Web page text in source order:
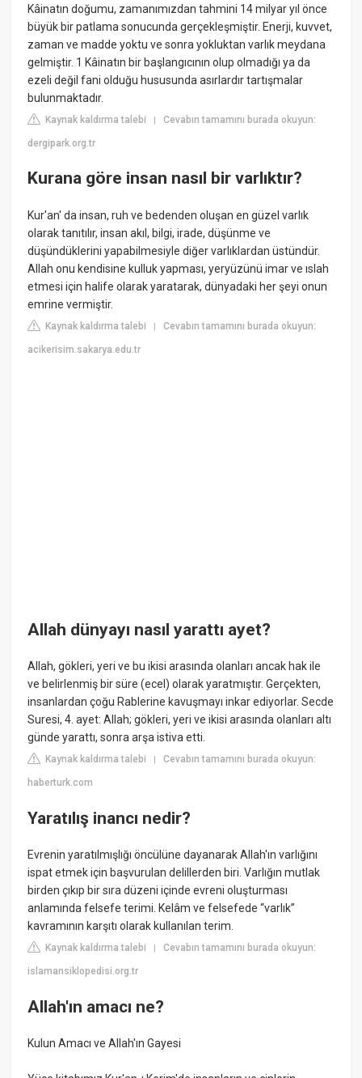
Kâinatın doğumu, zamanımızdan tahmini 14 milyar yıl önce
büyük bir patlama sonucunda gerçekleşmiştir. Enerji, kuvvet,
zaman ve madde yoktu ve sonra yokluktan varlık meydana
gelmiştir. 1 Kâinatın bir başlangıcının olup olmadığı ya da
ezeli değil fani olduğu hususunda asırlardır tartışmalar
bulunmaktadır.
Kaynak kaldırma talebi |Cevabın tamamını burada okuyun:
dergipark.org.tr
Kurana göre insan nasıl bir varlıktır?
Kur'an' da insan, ruh ve bedenden oluşan en güzel varlık
olarak tanıtılır, insan akıl, bilgi, irade, düşünme ve
düşündüklerini yapabilmesiyle diğer varlıklardan üstündür.
Allah onu kendisine kulluk yapması, yeryüzünü imar ve ıslah
etmesi için halife olarak yaratarak, dünyadaki her şeyi onun
emrine vermiştir.
Kaynak kaldırma talebi |Cevabın tamamını burada okuyun:
acikerisim.sakarya.edu.tr
Allah dünyayı nasıl yarattı ayet?
Allah, gökleri, yeri ve bu ikisi arasında olanları ancak hak ile
ve belirlenmiş bir süre (ecel) olarak yaratmıştır. Gerçekten,
insanlardan çoğu Rablerine kavuşmayı inkar ediyorlar. Secde
Suresi, 4. ayet: Allah; gökleri, yeri ve ikisi arasında olanları altı
günde yarattı, sonra arşa istiva etti.
Kaynak kaldırma talebi |Cevabın tamamını burada okuyun:
haberturk.com
Yaratılış inancı nedir?
Evrenin yaratılmışlığı öncülüne dayanarak Allah'ın varlığını
ispat etmek için başvurulan delillerden biri. Varlığın mutlak
birden çıkıp bir sıra düzeni içinde evreni oluşturması
anlamında felsefe terimi. Kelâm ve felsefede “varlık”
kavramının karşıtı olarak kullanılan terim.
Kaynak kaldırma talebi |Cevabın tamamını burada okuyun:
islamansiklopedisi.org.tr
Allah'ın amacı ne?
Kulun Amacı ve Allah'ın Gayesi